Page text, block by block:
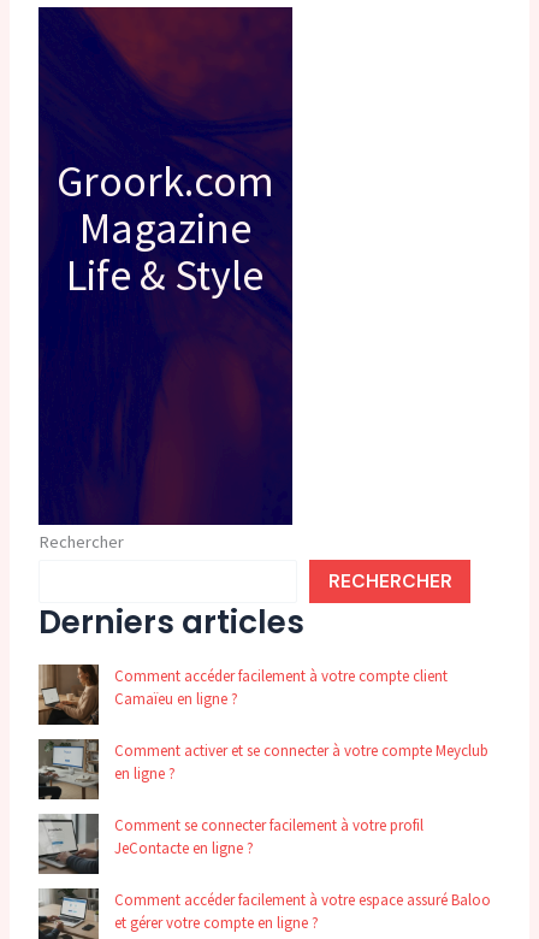
Groork.com
Magazine
Life & Style
Rechercher
RECHERCHER
Derniers articles
Comment accéder facilement à votre compte client
Camaïeu en ligne ?
Comment activer et se connecter à votre compte Meyclub
en ligne ?
Comment se connecter facilement à votre profil
JeContacte en ligne ?
Comment accéder facilement à votre espace assuré Baloo
et gérer votre compte en ligne ?